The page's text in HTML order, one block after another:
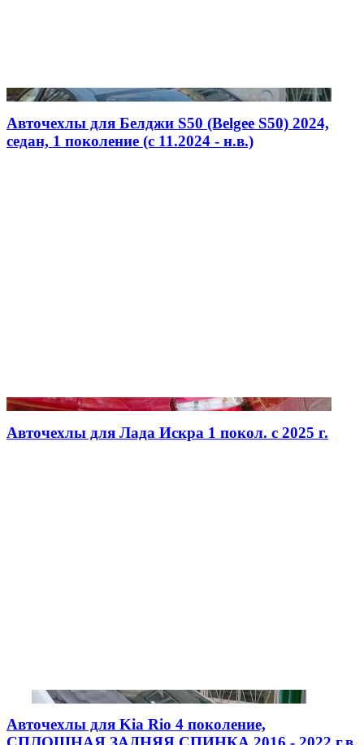
Авточехлы для Белджи S50 (Belgee S50) 2024,
седан, 1 поколение (c 11.2024 - н.в.)
Авточехлы для Лада Искра 1 покол. с 2025 г.
Авточехлы для Kia Rio 4 поколение,